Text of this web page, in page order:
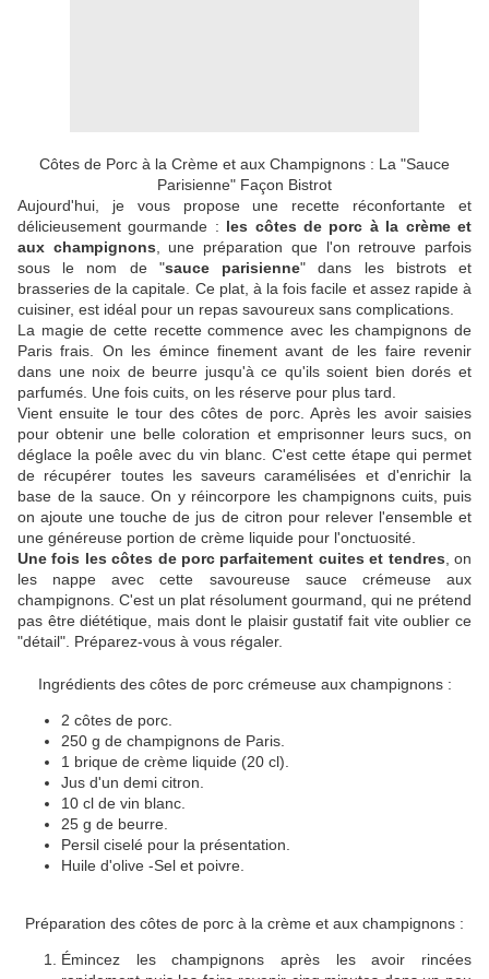
Côtes de Porc à la Crème et aux Champignons : La "Sauce
Parisienne" Façon Bistrot
Aujourd'hui, je vous propose une recette réconfortante et
délicieusement gourmande : les côtes de porc à la crème et
aux champignons , une préparation que l'on retrouve parfois
sous le nom de "sauce parisienne" dans les bistrots et
brasseries de la capitale. Ce plat, à la fois facile et assez rapide à
cuisiner, est idéal pour un repas savoureux sans complications.
La magie de cette recette commence avec les champignons de
Paris frais. On les émince finement avant de les faire revenir
dans une noix de beurre jusqu'à ce qu'ils soient bien dorés et
parfumés. Une fois cuits, on les réserve pour plus tard.
Vient ensuite le tour des côtes de porc. Après les avoir saisies
pour obtenir une belle coloration et emprisonner leurs sucs, on
déglace la poêle avec du vin blanc. C'est cette étape qui permet
de récupérer toutes les saveurs caramélisées et d'enrichir la
base de la sauce. On y réincorpore les champignons cuits, puis
on ajoute une touche de jus de citron pour relever l'ensemble et
une généreuse portion de crème liquide pour l'onctuosité.
Une fois les côtes de porc parfaitement cuites et tendres , on
les nappe avec cette savoureuse sauce crémeuse aux
champignons. C'est un plat résolument gourmand, qui ne prétend
pas être diététique, mais dont le plaisir gustatif fait vite oublier ce
"détail". Préparez-vous à vous régaler.
Ingrédients des côtes de porc crémeuse aux champignons :
2 côtes de porc.
250 g de champignons de Paris.
1 brique de crème liquide (20 cl).
Jus d'un demi citron.
10 cl de vin blanc.
25 g de beurre.
Persil ciselé pour la présentation.
Huile d'olive -Sel et poivre.
Préparation des côtes de porc à la crème et aux champignons :
Émincez les champignons après les avoir rincées